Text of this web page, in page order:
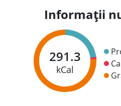
Informații
291.3
kCal